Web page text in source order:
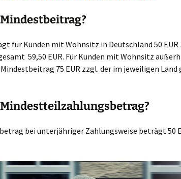
für Kunden mit Wohnsitz in Deutschland 50 EUR
59,50 EUR. Für Kunden mit Wohnsitz
75 EUR zzgl. der im jeweiligen Land
bei unterjähriger Zahlungsweise beträgt 50